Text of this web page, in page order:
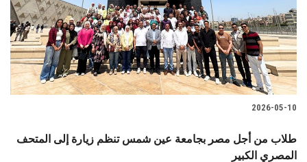
2026-05-10
طلاب من أجل مصر بجامعة عين شمس تنظم زيارة إلى المتحف
المصري الكبير